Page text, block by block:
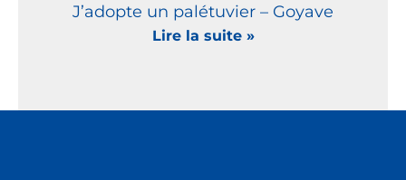
J’adopte un palétuvier – Goyave
Lire la suite »